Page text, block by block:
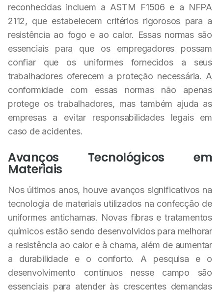
reconhecidas incluem a ASTM F1506 e a NFPA
2112, que estabelecem critérios rigorosos para a
resistência ao fogo e ao calor. Essas normas são
essenciais para que os empregadores possam
confiar que os uniformes fornecidos a seus
trabalhadores oferecem a proteção necessária. A
conformidade com essas normas não apenas
protege os trabalhadores, mas também ajuda as
empresas a evitar responsabilidades legais em
caso de acidentes.
Avanços Tecnológicos em
Materiais
Nos últimos anos, houve avanços significativos na
tecnologia de materiais utilizados na confecção de
uniformes antichamas. Novas fibras e tratamentos
químicos estão sendo desenvolvidos para melhorar
a resistência ao calor e à chama, além de aumentar
a durabilidade e o conforto. A pesquisa e o
desenvolvimento contínuos nesse campo são
essenciais para atender às crescentes demandas